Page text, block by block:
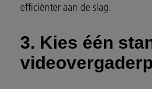
efficiënter aan de slag.
3. Kies één